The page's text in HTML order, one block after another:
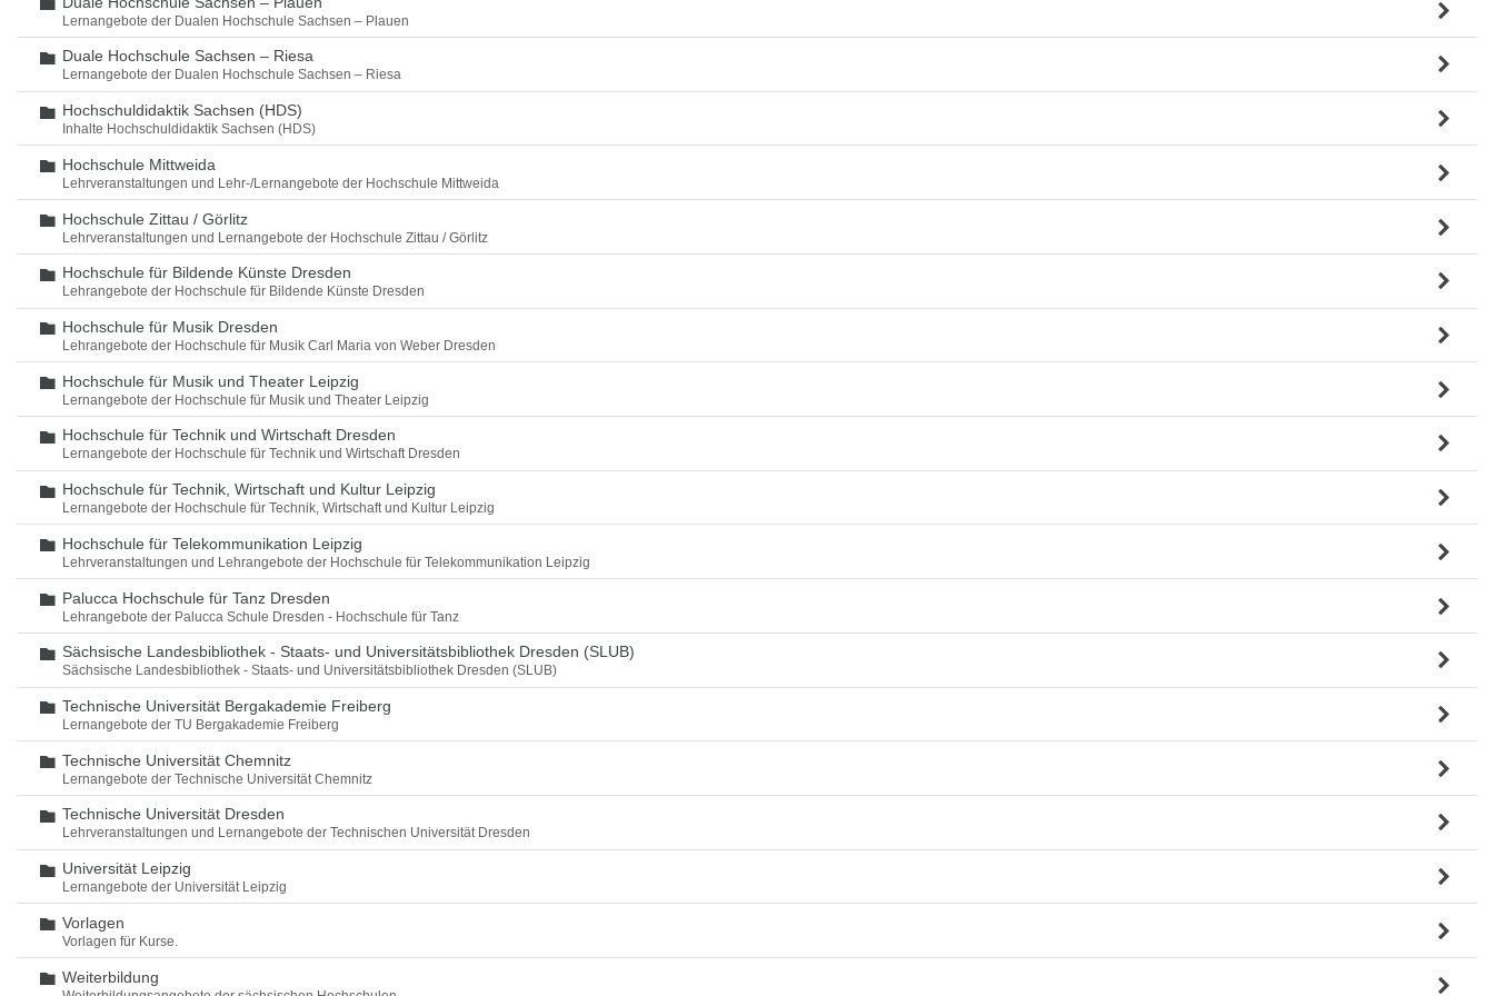
Lernangebote der Dualen Hochschule Sachsen – Plauen
Ordner
Duale Hochschule Sachsen – Riesa
Lernangebote der Dualen Hochschule Sachsen – Riesa
Ordner
Hochschuldidaktik Sachsen (HDS)
Inhalte Hochschuldidaktik Sachsen (HDS)
Ordner
Hochschule Mittweida
Lehrveranstaltungen und Lehr-/Lernangebote der Hochschule Mittweida
Ordner
Hochschule Zittau / Görlitz
Lehrveranstaltungen und Lernangebote der Hochschule Zittau / Görlitz
Ordner
Hochschule für Bildende Künste Dresden
Lehrangebote der Hochschule für Bildende Künste Dresden
Ordner
Hochschule für Musik Dresden
Lehrangebote der Hochschule für Musik Carl Maria von Weber Dresden
Ordner
Hochschule für Musik und Theater Leipzig
Lernangebote der Hochschule für Musik und Theater Leipzig
Ordner
Hochschule für Technik und Wirtschaft Dresden
Lernangebote der Hochschule für Technik und Wirtschaft Dresden
Ordner
Hochschule für Technik, Wirtschaft und Kultur Leipzig
Lernangebote der Hochschule für Technik, Wirtschaft und Kultur Leipzig
Ordner
Hochschule für Telekommunikation Leipzig
Lehrveranstaltungen und Lehrangebote der Hochschule für Telekommunikation Leipzig
Ordner
Palucca Hochschule für Tanz Dresden
Lehrangebote der Palucca Schule Dresden - Hochschule für Tanz
Ordner
Sächsische Landesbibliothek - Staats- und Universitätsbibliothek Dresden (SLUB)
Sächsische Landesbibliothek - Staats- und Universitätsbibliothek Dresden (SLUB)
Ordner
Technische Universität Bergakademie Freiberg
Lernangebote der TU Bergakademie Freiberg
Ordner
Technische Universität Chemnitz
Lernangebote der Technische Universität Chemnitz
Ordner
Technische Universität Dresden
Lehrveranstaltungen und Lernangebote der Technischen Universität Dresden
Ordner
Universität Leipzig
Lernangebote der Universität Leipzig
Ordner
Vorlagen
Vorlagen für Kurse.
Ordner
Weiterbildung